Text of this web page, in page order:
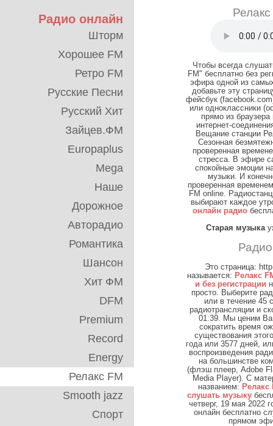
Радио онлайн
Шторм
Хорошее FM
Ретро FM
Русские Песни
Русский Хит
Зайцев.ФМ
Europaplus
Mega
Наше
Дорожное
Авторадио
Романтика
Шансон
Хит ФМ
DFM
Premium
Record
Energy
Релакс FM
Smooth jazz
Спорт
Чтобы всегда
FM" бесплатно без
эфира одной из
добавьте эту
фейсбук
или одноклассники
прямо из
интернет-
Вещание станции
Сезонная
проверенная
стресса. В эфире
спокойные эмоции
музыки. И
проверенная
FM online.
выбирают каждое
онлайн радио
Старая музыка
Это страница:
называется: Релакс
и без регистрации
просто. Выберите
или в течение 45
радиотрансляции и
01:39. Мы ценим
сократить время
существования
года или 3577 дней,
воспроизведения
на большинстве
(флэш плеер, Adobe
Media Player). С
названием: Релакс
слушать музыку
четверг, 19 мая 2022
онлайн бесплатно
прямом